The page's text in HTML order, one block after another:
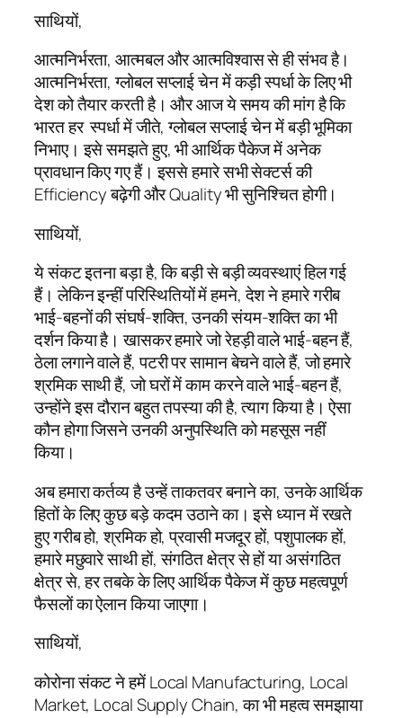
साथियों,
आत्मनिर्भरता, आत्मबल और आत्मविश्वास से ही संभव है।
आत्मनिर्भरता, ग्लोबल सप्लाई चेन में कड़ी स्पर्धा के लिए भी
देश को तैयार करती है। और आज ये समय की मांग है कि
भारत हर स्पर्धा में जीते, ग्लोबल सप्लाई चेन में बड़ी भूमिका
निभाए। इसे समझते हुए, भी आर्थिक पैकेज में अनेक
प्रावधान किए गए हैं। इससे हमारे सभी सेक्टर्स की
Efficiency बढ़ेगी और Quality भी सुनिश्चित होगी।
साथियों,
ये संकट इतना बड़ा है, कि बड़ी से बड़ी व्यवस्थाएं हिल गई
हैं। लेकिन इन्हीं परिस्थितियों में हमने, देश ने हमारे गरीब
भाई-बहनों की संघर्ष-शक्ति, उनकी संयम-शक्ति का भी
दर्शन किया है। खासकर हमारे जो रेहड़ी वाले भाई-बहन हैं,
ठेला लगाने वाले हैं, पटरी पर सामान बेचने वाले हैं, जो हमारे
श्रमिक साथी हैं, जो घरों में काम करने वाले भाई-बहन हैं,
उन्होंने इस दौरान बहुत तपस्या की है, त्याग किया है। ऐसा
कौन होगा जिसने उनकी अनुपस्थिति को महसूस नहीं
किया।
अब हमारा कर्तव्य है उन्हें ताकतवर बनाने का, उनके आर्थिक
हितों के लिए कुछ बड़े कदम उठाने का। इसे ध्यान में रखते
हुए गरीब हो, श्रमिक हो, प्रवासी मजदूर हों, पशुपालक हों,
हमारे मछुवारे साथी हों, संगठित क्षेत्र से हों या असंगठित
क्षेत्र से, हर तबके के लिए आर्थिक पैकेज में कुछ महत्वपूर्ण
फैसलों का ऐलान किया जाएगा।
साथियों,
कोरोना संकट ने हमें Local Manufacturing, Local
Market, Local Supply Chain, का भी महत्व समझाया